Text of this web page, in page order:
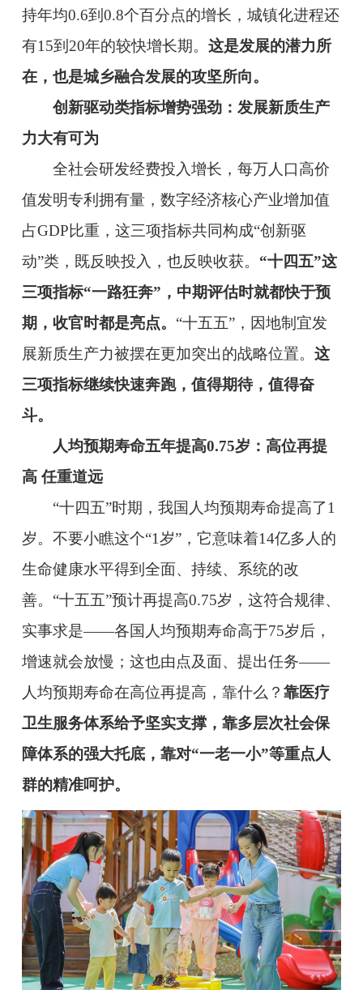
持年均0.6到0.8个百分点的增长，城镇化进程还
有15到20年的较快增长期。 这是发展的潜力所
在，也是城乡融合发展的攻坚所向。
创新驱动类指标增势强劲：发展新质生产
力大有可为
全社会研发经费投入增长，每万人口高价
值发明专利拥有量，数字经济核心产业增加值
占GDP比重，这三项指标共同构成“创新驱
动”类，既反映投入，也反映收获。 “十四五”这
三项指标“一路狂奔”，中期评估时就都快于预
期，收官时都是亮点。 “十五五”，因地制宜发
展新质生产力被摆在更加突出的战略位置。 这
三项指标继续快速奔跑，值得期待，值得奋
斗。
人均预期寿命五年提高0.75岁：高位再提
高 任重道远
“十四五”时期，我国人均预期寿命提高了1
岁。不要小瞧这个“1岁”，它意味着14亿多人的
生命健康水平得到全面、持续、系统的改
善。“十五五”预计再提高0.75岁，这符合规律、
实事求是——各国人均预期寿命高于75岁后，
增速就会放慢；这也由点及面、提出任务——
人均预期寿命在高位再提高，靠什么？ 靠医疗
卫生服务体系给予坚实支撑，靠多层次社会保
障体系的强大托底，靠对“一老一小”等重点人
群的精准呵护。